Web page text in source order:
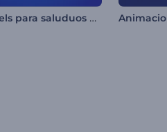
Reels para saluduos de Januká